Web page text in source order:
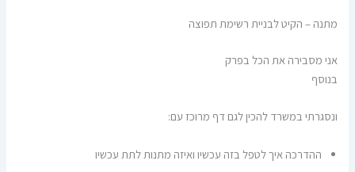
מתנה – הקיט לבניית רשימת תפוצה
אני מסבירה את הכל בפרק
בנוסף
ונסגרתי במשרד להכין לגם דף מרוכז עם:
ההדרכה איך לטפל בזה עכשיו ואיזה מתנות לתת עכשיו